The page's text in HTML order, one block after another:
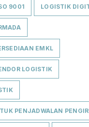
9001 LOGISTIK
EMKL
LOGISTIK
PENJADWALAN